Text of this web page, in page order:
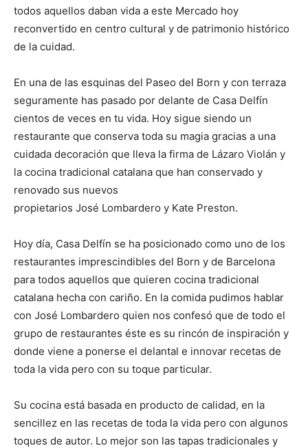
todos aquellos daban vida a este Mercado hoy
reconvertido en centro cultural y de patrimonio histórico
de la cuidad.
En una de las esquinas del Paseo del Born y con terraza
seguramente has pasado por delante de Casa Delfín
cientos de veces en tu vida. Hoy sigue siendo un
restaurante que conserva toda su magia gracias a una
cuidada decoración que lleva la firma de Lázaro Violán y
la cocina tradicional catalana que han conservado y
renovado sus nuevos
propietarios José Lombardero y Kate Preston.
Hoy día, Casa Delfín se ha posicionado como uno de los
restaurantes imprescindibles del Born y de Barcelona
para todos aquellos que quieren cocina tradicional
catalana hecha con cariño. En la comida pudimos hablar
con José Lombardero quien nos confesó que de todo el
grupo de restaurantes éste es su rincón de inspiración y
donde viene a ponerse el delantal e innovar recetas de
toda la vida pero con su toque particular.
Su cocina está basada en producto de calidad, en la
sencillez en las recetas de toda la vida pero con algunos
toques de autor. Lo mejor son las tapas tradicionales y